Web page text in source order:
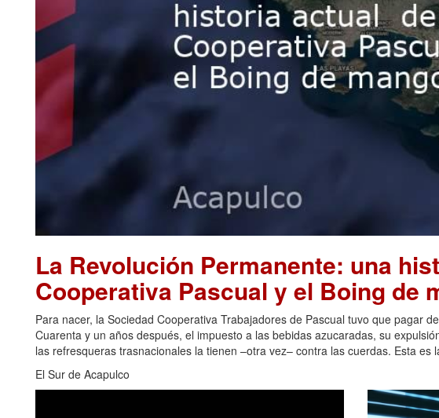
La Revolución Permanente: una
Cooperativa Pascual y el Boing de
Para nacer, la Sociedad Cooperativa Trabajadores de Pascual tuvo que pagar
Cuarenta y un años después, el impuesto a las bebidas azucaradas, su
las refresqueras trasnacionales la tienen –otra vez– contra las cuerdas. Esta es
El Sur de Acapulco